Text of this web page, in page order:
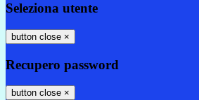
Seleziona utente
button close ×
Recupero password
button close ×